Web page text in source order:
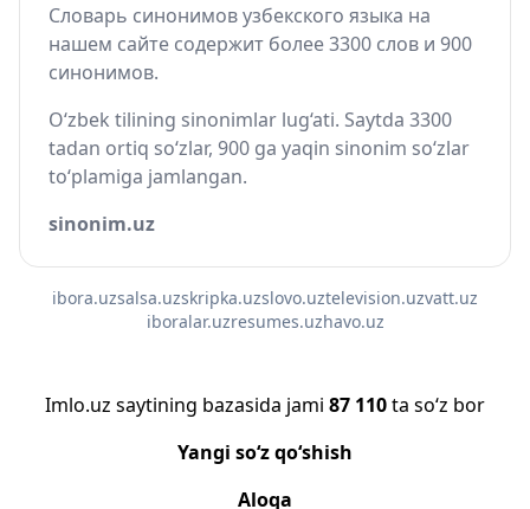
Словарь синонимов узбекского языка на
нашем сайте содержит более 3300 слов и 900
синонимов.
O‘zbek tilining sinonimlar lug‘ati. Saytda 3300
tadan ortiq so‘zlar, 900 ga yaqin sinonim so‘zlar
to‘plamiga jamlangan.
sinonim.uz
ibora.uzsalsa.uzskripka.uzslovo.uztelevision.uzvatt.uz
iboralar.uzresumes.uzhavo.uz
Imlo.uz saytining bazasida jami 87 110ta so‘z bor
Yangi so‘z qo‘shish
Aloqa